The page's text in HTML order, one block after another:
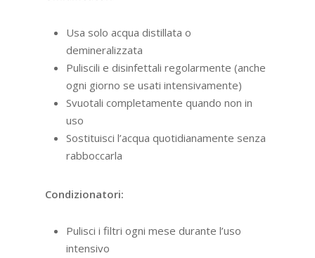
Usa solo acqua distillata o
demineralizzata
Puliscili e disinfettali regolarmente (anche
ogni giorno se usati intensivamente)
Svuotali completamente quando non in
uso
Sostituisci l’acqua quotidianamente senza
rabboccarla
Condizionatori:
Pulisci i filtri ogni mese durante l’uso
intensivo